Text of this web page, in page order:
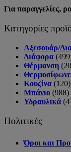
Για παραγγελίες,
Κατηγορίες
Αξεσουάρ/
Διάφορα
Θέρμανση
Κουζίνα (120)
Μπάνιο (988)
Υδραυλικά
Πολιτικές
Όροι και